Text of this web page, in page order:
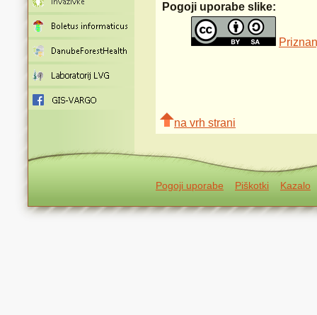
Pogoji uporabe slike:
na vrh strani
Pogoji uporabe Piškotki Kazalo